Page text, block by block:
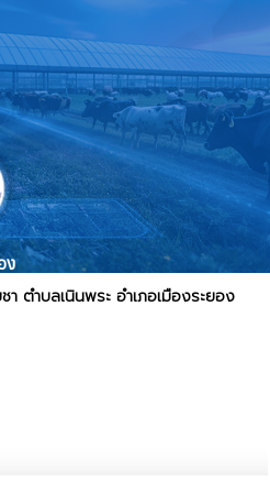
ง
ตำบลเนินพระ อำเภอเมืองระยอง